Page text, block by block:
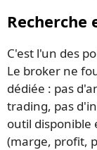
C'est l'un des
Le broker ne
dédiée : pas
trading, pas
outil disponible
(marge, profit,